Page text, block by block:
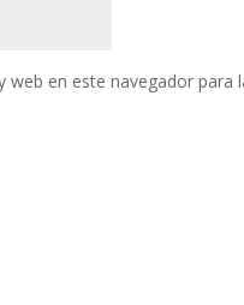
en este navegador para